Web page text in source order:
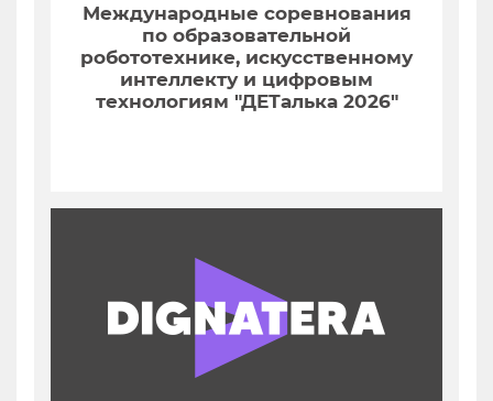
Международные соревнования
по образовательной
робототехнике, искусственному
интеллекту и цифровым
технологиям "ДЕТалька 2026"